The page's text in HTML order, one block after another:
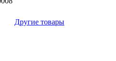
Другие товары